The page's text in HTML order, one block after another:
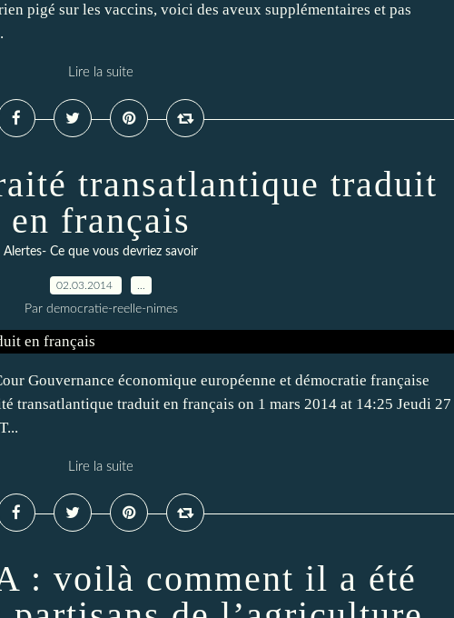
pigé sur les vaccins, voici des aveux supplémentaires et pas
Lire la suite
transatlantique traduit
en français
Alertes- Ce que vous devriez savoir
02.03.2014
Par democratie-reelle-nimes
Gouvernance économique européenne et démocratie française
transatlantique traduit en français on 1 mars 2014 at 14:25 Jeudi 27
Lire la suite
: voilà comment il a été